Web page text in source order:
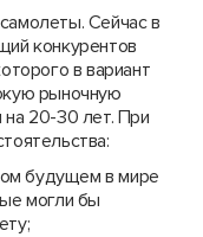
Сейчас в
конкурентов
в вариант
рыночную
на 20-30 лет. При
будущем в мире
могли бы